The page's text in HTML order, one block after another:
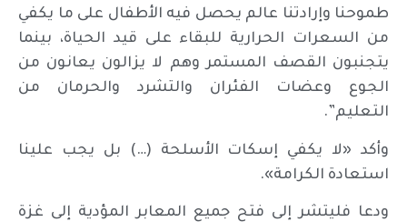
طموحنا وإرادتنا عالم يحصل فيه الأطفال على ما يكفي
من السعرات الحرارية للبقاء على قيد الحياة، بينما
يتجنبون القصف المستمر وهم لا يزالون يعانون من
الجوع وعضات الفئران والتشرد والحرمان من
التعليم”.
وأكد «لا يكفي إسكات الأسلحة (…) بل يجب علينا
استعادة الكرامة».
ودعا فليتشر إلى فتح جميع المعابر المؤدية إلى غزة